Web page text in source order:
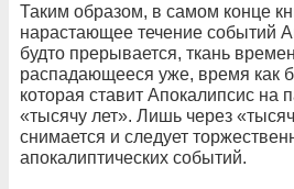
Таким образом, в самом конце
нарастающее течение событий
будто прерывается, ткань
распадающееся уже, время как
которая ставит Апокалипсис на
«тысячу лет». Лишь через
снимается и следует
апокалиптических событий.